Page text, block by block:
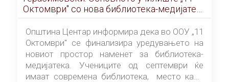
Октомври" со нова библиотека-медијатека
од септември
Општина Центар информира дека во ООУ „11
Октомври" се финализира уредувањето на
новиот простор наменет за библиотека-
медијатека. Учениците од септември ќе
имаат современа библиотека, место каде